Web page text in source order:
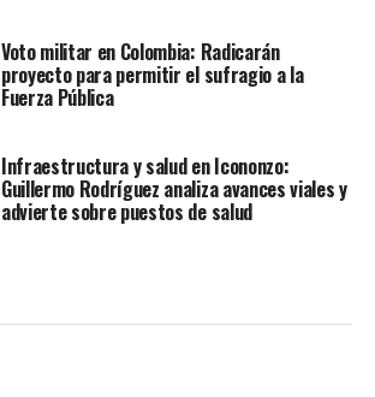
Voto militar en Colombia: Radicarán
proyecto para permitir el sufragio a la
Fuerza Pública
Infraestructura y salud en Icononzo:
Guillermo Rodríguez analiza avances viales y
advierte sobre puestos de salud